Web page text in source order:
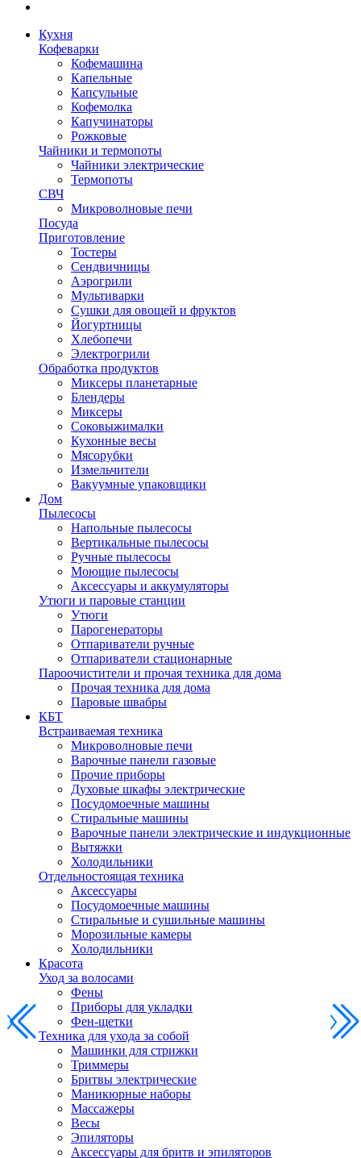
Кухня
Кофеварки
Кофемашина
Капельные
Капсульные
Кофемолка
Капучинаторы
Рожковые
Чайники и термопоты
Чайники электрические
Термопоты
СВЧ
Микроволновые печи
Посуда
Приготовление
Тостеры
Сендвичницы
Аэрогрили
Мультиварки
Сушки для овощей и фруктов
Йогуртницы
Хлебопечи
Электрогрили
Обработка продуктов
Миксеры планетарные
Блендеры
Миксеры
Соковыжималки
Кухонные весы
Мясорубки
Измельчители
Вакуумные упаковщики
Дом
Пылесосы
Напольные пылесосы
Вертикальные пылесосы
Ручные пылесосы
Моющие пылесосы
Аксессуары и аккумуляторы
Утюги и паровые станции
Утюги
Парогенераторы
Отпариватели ручные
Отпариватели стационарные
Пароочистители и прочая техника для дома
Прочая техника для дома
Паровые швабры
КБТ
Встраиваемая техника
Микроволновые печи
Варочные панели газовые
Прочие приборы
Духовые шкафы электрические
Посудомоечные машины
Стиральные машины
Варочные панели электрические и индукционные
Вытяжки
Холодильники
Отдельностоящая техника
Аксессуары
Посудомоечные машины
Стиральные и сушильные машины
Морозильные камеры
Холодильники
Красота
Уход за волосами
Фены
Приборы для укладки
Фен-щетки
Техника для ухода за собой
Машинки для стрижки
Триммеры
Бритвы электрические
Маникюрные наборы
Массажеры
Весы
Эпиляторы
Аксессуары для бритв и эпиляторов